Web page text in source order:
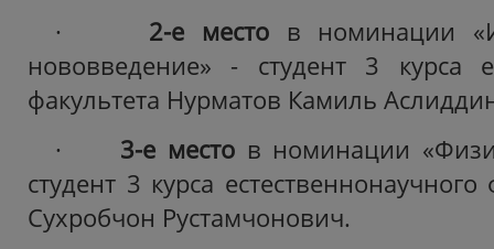
· 2-е местов номинации
нововведение» - студент 3 курса
факультета Нурматов Камиль
· 3-е место в номинации
студент 3 курса естественнонаучного
Сухробчон Рустамчонович.